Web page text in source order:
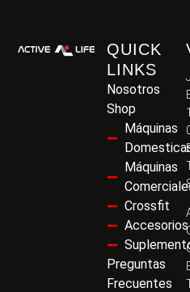
QUICK
LINKS
Nosotros
Shop
Máquinas
Máquinas
Crossfit
Accesorios
Preguntas
Frecuentes